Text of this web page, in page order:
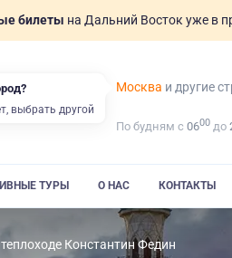
билеты на Дальний Восток уже в
Москва и другие
По будням с 0600 до
ТУРЫ О НАС КОНТАКТЫ
Константин Федин
выбрать другой